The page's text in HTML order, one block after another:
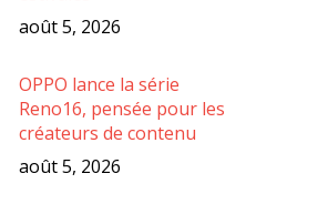
août 5, 2026
OPPO lance la série
Reno16, pensée pour les
créateurs de contenu
août 5, 2026